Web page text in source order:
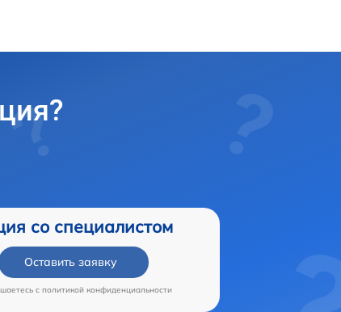
со специалистом
Оставить заявку
c политикой конфиденциальности